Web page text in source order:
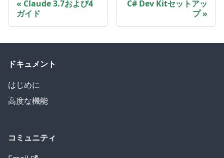
Claude 3.7および4
ガイド
C# Dev Kitセットアッ
プ
ドキュメント
はじめに
高度な機能
コミュニティ